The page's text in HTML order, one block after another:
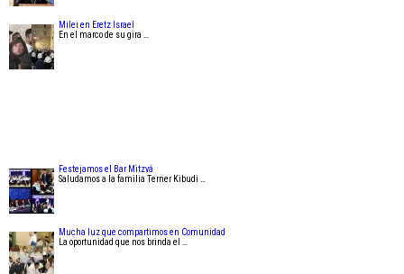
Milei en Eretz Israel
En el marco de su gira …
Festejamos el Bar Mitzvá
Saludamos a la familia Terner Kibudi …
Mucha luz que compartimos en Comunidad
La oportunidad que nos brinda el …